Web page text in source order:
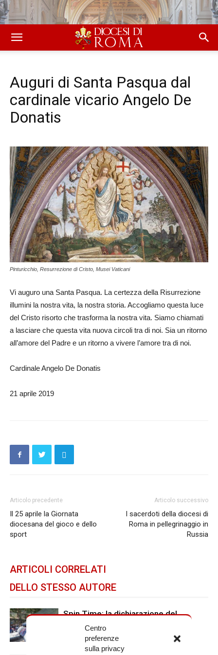
Centro
preferenze
sulla privacy
Auguri di Santa Pasqua dal
cardinale vicario Angelo De
Donatis
Pinturicchio, Resurrezione di Cristo, Musei Vaticani
Vi auguro una Santa Pasqua. La certezza della Risurrezione
illumini la nostra vita, la nostra storia. Accogliamo questa luce
del Cristo risorto che trasforma la nostra vita. Siamo chiamati
a lasciare che questa vita nuova circoli tra di noi. Sia un ritorno
all’amore del Padre e un ritorno a vivere l’amore tra di noi.
Cardinale Angelo De Donatis
21 aprile 2019
Articolo precedente
Il 25 aprile la Giornata
diocesana del gioco e dello
sport
Articolo successivo
I sacerdoti della diocesi di
Roma in pellegrinaggio in
Russia
ARTICOLI CORRELATI
DELLO STESSO AUTORE
Spin Time: la dichiarazione del
cardinale vicario